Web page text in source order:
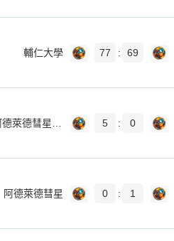
輔仁大學 77 : 69
5 : 0
阿德萊德彗星 0 : 1